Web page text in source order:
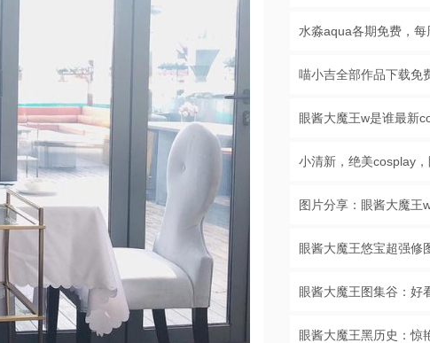
水淼aqua各期免费，
喵小吉全部作品下载免
眼酱大魔王w是谁最新
小清新，绝美cosplay
图片分享：眼酱大魔王
眼酱大魔王悠宝超强修
眼酱大魔王图集谷：好
眼酱大魔王黑历史：惊